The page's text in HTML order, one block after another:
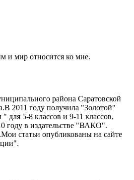
и мир относится ко мне.
района Саратовской
2011 году получила "Золотой"
5-8 классов и 9-11 классов,
году в издательстве "ВАКО".
статьи опубликованы на сайте